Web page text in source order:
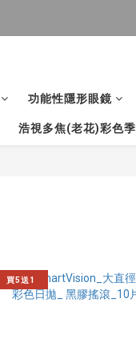
功能性隱形眼鏡
浩視多焦(老花)彩色
買5送1